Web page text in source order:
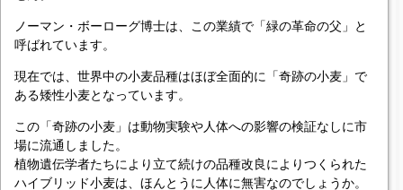
ノーマン・ボーローグ博士は、この業績で「緑の革命の父」と
呼ばれています。
現在では、世界中の小麦品種はほぼ全面的に「奇跡の小麦」で
ある矮性小麦となっています。
この「奇跡の小麦」は動物実験や人体への影響の検証なしに市
場に流通しました。
植物遺伝学者たちにより立て続けの品種改良によりつくられた
ハイブリッド小麦は、ほんとうに人体に無害なのでしょうか。